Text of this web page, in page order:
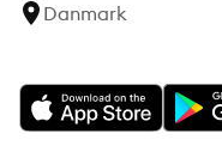
Danmark